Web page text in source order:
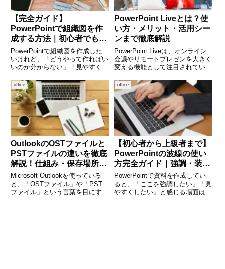
【完全ガイド】
PowerPointで組織図を作
成する方法｜初心者でも見
やすく作れるコツを徹底解
説
PowerPointで組織図を作成した
いけれど、「どうやって作ればい
いのか分からない」「見やすく整
ませんか。組織図は会社やチーム
の構成を分かりやすく伝える重要
な資料ですが、作り方によっては
見づらくなったり、情報
PowerPoint Liveとは？使
い方・メリット・活用シー
ンまで徹底解説
PowerPoint Liveは、オンライン
会議やリモートプレゼンを大きく
変える機能として注目されていま
り、参加者一人ひとりが自分の画
面でスライドを操作できるため、
より見やすく、理解しやすいプレ
ゼンが可能になり
office
OutlookのOSTファイルと
PSTファイルの違いを徹底
解説！仕組み・保存場所・
活用方法をわかりやすく紹
介
Microsoft Outlookを使っている
と、「OSTファイル」や「PST
ファイル」という言葉を目にする
office
【初心者から上級者まで】
PowerPointの波線の使い
方完全ガイド｜強調・装
飾・応用テクニックまで解
説
PowerPointで資料を作成してい
ると、「ここを強調したい」「見
やすくしたい」と感じる場面は多